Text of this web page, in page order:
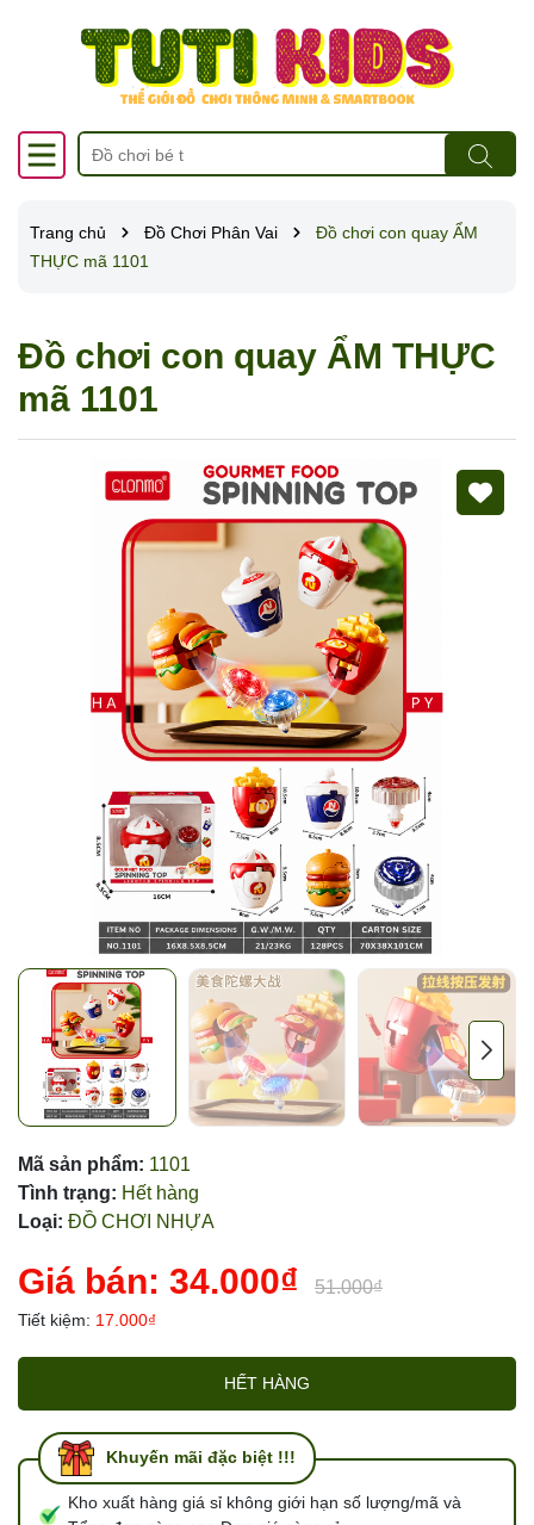
Trang chủ Đồ Chơi Phân Vai
Đồ chơi con quay ẨM
THỰC mã 1101
Đồ chơi con quay ẨM THỰC
mã 1101
Mã sản phẩm: 1101
Tình trạng: Hết hàng
Loại: ĐỒ CHƠI NHỰA
Giá bán: 34.000₫ 51.000₫
Tiết kiệm: 17.000₫
HẾT HÀNG
Khuyến mãi đặc biệt !!!
Kho xuất hàng giá sỉ không giới hạn số lượng/mã và
Mã giảm giá:
Ngày hết hạn:
Điều kiện: